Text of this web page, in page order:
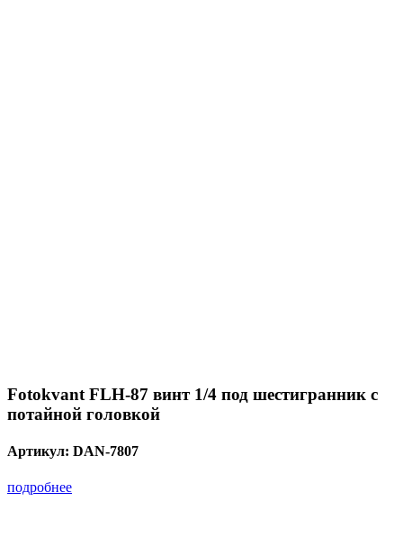
Fotokvant FLH-87 винт 1/4 под шестигранник с
потайной головкой
Артикул: DAN-7807
подробнее